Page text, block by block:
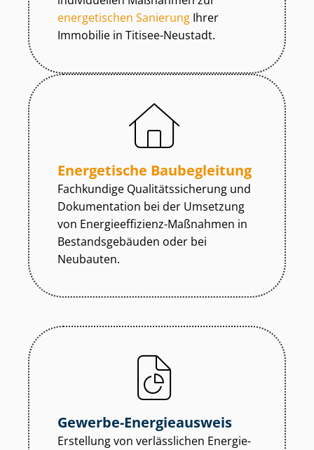
energetischen Sanierung Ihrer
Immobilie in Titisee-Neustadt.
Energetische Baubegleitung
Fachkundige Qua­li­täts­si­che­rung und
Dokumentation bei der Umsetzung
von En­er­gie­ef­fi­zi­enz-Maßnahmen in
Be­stands­ge­bäu­den oder bei
Neubauten.
Gewerbe-Energieausweis
Erstellung von verlässlichen En­er­gie­